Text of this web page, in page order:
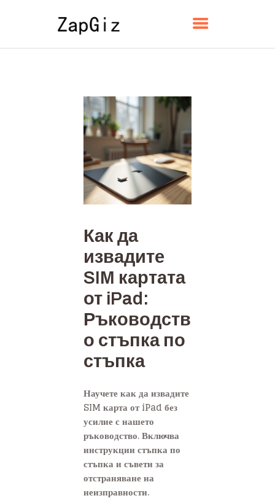
ZAPGIZ
ЗА НАС
КОНТАКТ
ПОЛИТИКА
БЪЛГАРСКИ
Как да
извадите
SIM картата
от iPad:
Ръководств
о стъпка по
стъпка
Научете как да извадите
SIM карта от iPad без
усилие с нашето
ръководство. Включва
инструкции стъпка по
стъпка и съвети за
отстраняване на
неизправности.